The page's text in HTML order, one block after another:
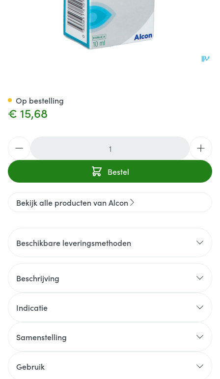
€ 15,68
Bestel
Op bestelling
Bekijk alle producten van Alcon
Beschikbare leveringsmethoden
Beschrijving
Indicatie
Samenstelling
Gebruik